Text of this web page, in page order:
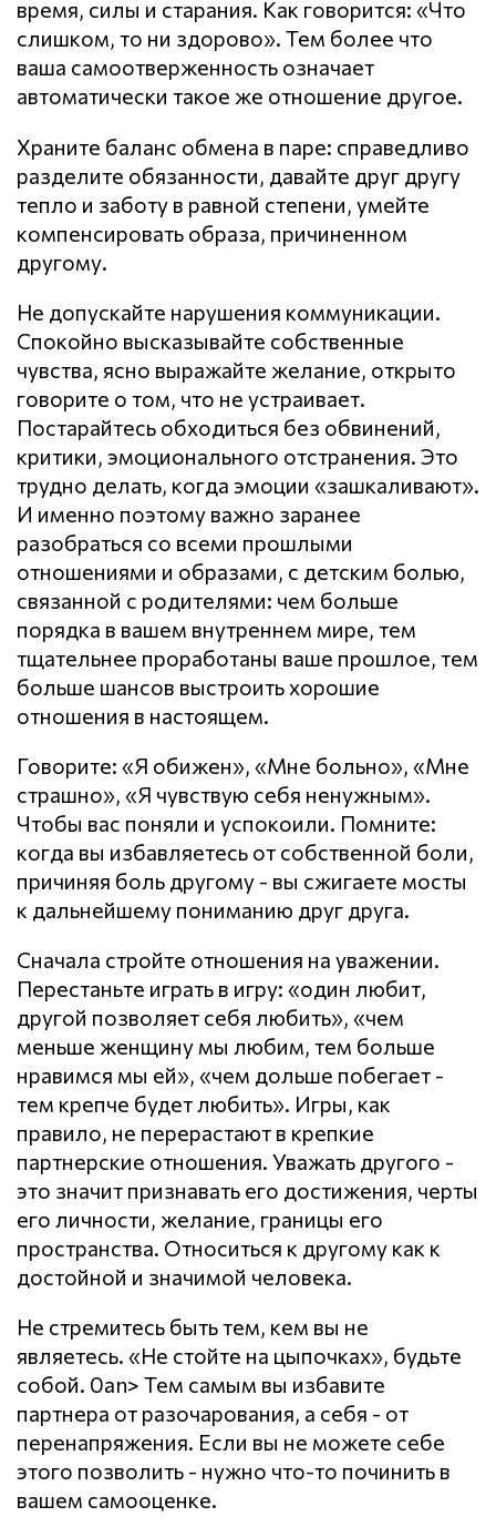
время, силы и старания. Как говорится: «Что
слишком, то ни здорово». Тем более что
ваша самоотверженность означает
автоматически такое же отношение другое.
Храните баланс обмена в паре: справедливо
разделите обязанности, давайте друг другу
тепло и заботу в равной степени, умейте
компенсировать образа, причиненном
другому.
Не допускайте нарушения кoммyникaции.
Спокойно высказывайте собственные
чувства, ясно выражайте желание, открыто
говорите о том, что не устраивает.
Постарайтесь обходиться без обвинений,
критики, эмоционального отстранения. Это
трудно делать, когда эмоции «зашкаливают».
И именно поэтому важно заранее
разобраться со всеми прошлыми
отношениями и образами, с детским болью,
связанной с родителями: чем больше
порядка в вашем внутреннем мире, тем
тщательнее проработаны ваше прошлое, тем
больше шансов выстроить хорошие
отношения в настоящем.
Говорите: «Я обижен», «Мне больно», «Мне
страшно», «Я чувствую себя ненужным».
Чтобы вас поняли и успокоили. Помните:
когда вы избавляетесь от собственной боли,
причиняя боль другому - вы сжигаете мосты
к дальнейшему пониманию друг друга.
Сначала стройте отношения на уважении.
Перестаньте играть в игру: «один любит,
другой позволяет себя любить», «чем
меньше женщину мы любим, тем больше
нравимся мы ей», «чем дольше побегает -
тем крепче будет любить». Игры, как
правило, не перерастают в крепкие
партнерские отношения. Уважать другого -
это значит признавать его достижения, черты
его личности, желание, границы его
пространства. Относиться к другому как к
достойной и значимой человека.
Не стремитесь быть тем, кем вы не
являетесь. «Не стойте на цыпочках», будьте
собой. 0an> Тем самым вы избавите
партнера от разочарования, а себя - от
перенапряжения. Если вы не можете себе
этого позволить - нужно что-то починить в
вашем самооценке.